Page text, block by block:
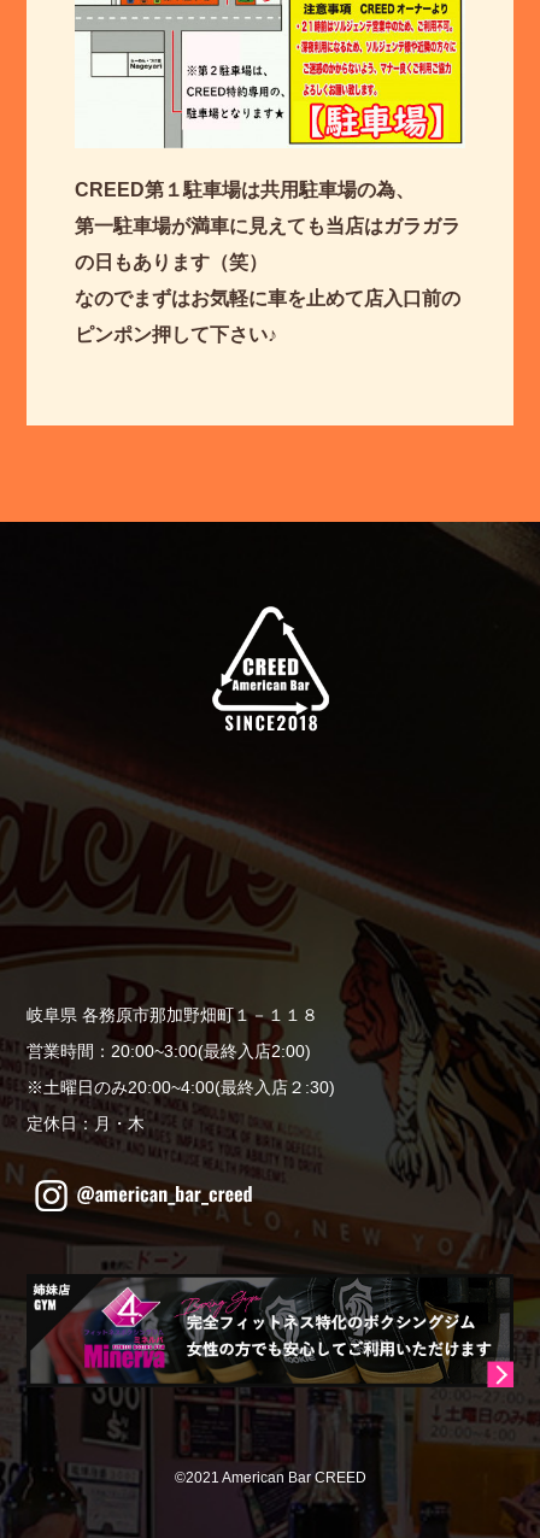
CREED第１駐車場は共用駐車場の為、
第一駐車場が満車に見えても当店はガラガラ
の日もあります（笑）
なのでまずはお気軽に車を止めて店入口前の
ピンポン押して下さい♪
岐阜県 各務原市那加野畑町１－１１８
営業時間：20:00~3:00(最終入店2:00)
※土曜日のみ20:00~4:00(最終入店２:30)
定休日：月・木
©2021 American Bar CREED